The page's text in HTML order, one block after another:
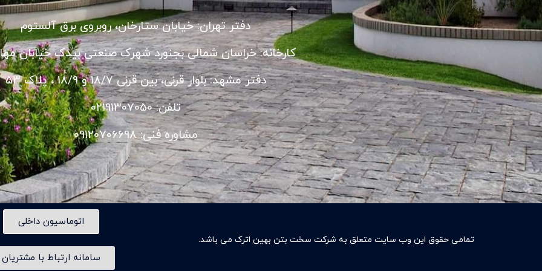
دفتر تهران: خیابان ستارخان، روبروی برق آلستوم
کارخانه: خراسان شمالی بجنورد شهرک صنعتی بیدک خیابان
دفتر مشهد: بلوار قرنی، بین قرنی 18/7 و 18/9 ، پلاک 53
تلفن: 02191307050
مشاوره فنی: 09120706698
تمامی حقوق این وب سایت متعلق به شرکت سخت بتن بهین اترک می باشد.
اتوماسیون داخلی
سامانه ارتباط با مشتریان